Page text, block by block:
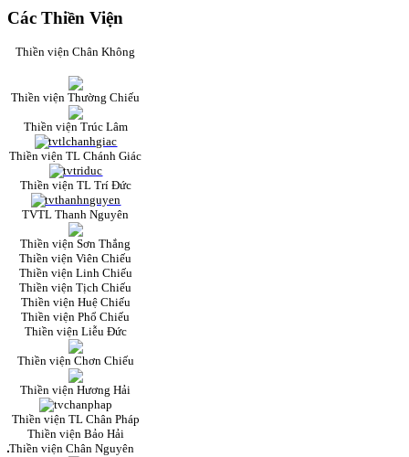
Các Thiền Viện
Thiền viện Chân Không
Thiền viện Thường Chiếu
Thiền viện Trúc Lâm
Thiền viện TL Chánh Giác
Thiền viện TL Trí Đức
TVTL Thanh Nguyên
Thiền viện Sơn Thắng
Thiền viện Viên Chiếu
Thiền viện Linh Chiếu
Thiền viện Tịch Chiếu
Thiền viện Huệ Chiếu
Thiền viện Phổ Chiếu
Thiền viện Liễu Đức
Thiền viện Chơn Chiếu
Thiền viện Hương Hải
Thiền viện TL Chân Pháp
Thiền viện Bảo Hải
Thiền viện Chân Nguyên